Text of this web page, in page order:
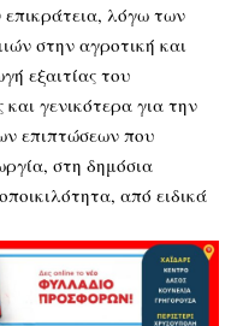
επικράτεια, λόγω των
στην αγροτική και
εξαιτίας του
γενικότερα για την
επιπτώσεων που
στη δημόσια
από ειδικά